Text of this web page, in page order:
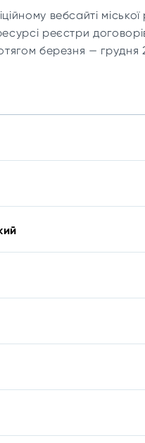
вебсайті
реєстри
березня — грудня